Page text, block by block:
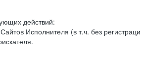
действий:
Исполнителя (в т.ч. без